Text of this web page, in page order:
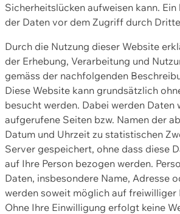
Sicherheitslücken aufweisen kann.
der Daten vor dem Zugriff durch
Durch die Nutzung dieser Website
der Erhebung, Verarbeitung und
gemäss der nachfolgenden
Diese Website kann grundsätzlich
besucht werden. Dabei werden Daten
aufgerufene Seiten bzw. Namen der
Datum und Uhrzeit zu statistischen
Server gespeichert, ohne dass diese
auf Ihre Person bezogen werden.
Daten, insbesondere Name, Adresse
werden soweit möglich auf freiwilliger
Ohne Ihre Einwilligung erfolgt keine